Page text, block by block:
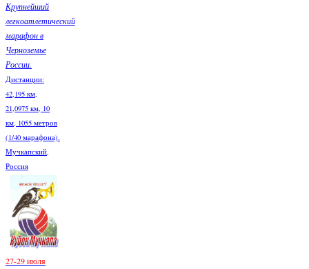
Крупнейший
легкоатлетический
марафон в
Черноземье
России.
Дистанции:
42,195 км,
21,0975 км, 10
км, 1055 метров
(1/40 марафона).
Мучкапский,
Россия
27-29 июля